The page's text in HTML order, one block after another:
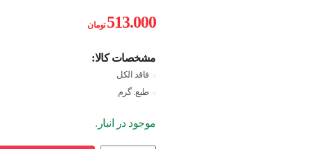
513.000 تومان
مشخصات کالا:
فاقد الکل
طبع: گرم
موجود در انبار.